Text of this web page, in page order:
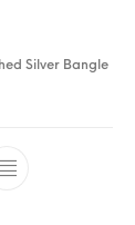
Silver Bangle
prijs was: